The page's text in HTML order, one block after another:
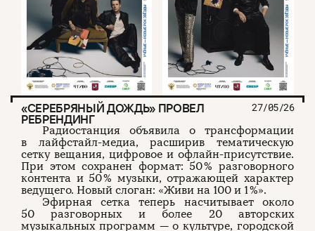
«СЕРЕБРЯНЫЙ ДОЖДЬ» ПРОВЕЛ
РЕБРЕНДИНГ
27/05/26
Радиостанция объявила о трансформации
в лайфстайл-медиа, расширив тематическую
сетку вещания, цифровое и офлайн-присутствие.
При этом сохранен формат: 50 % разговорного
контента и 50 % музыки, отражающей характер
ведущего. Новый слоган: «Живи на 100 и 1 %».
Эфирная сетка теперь насчитывает около
50 разговорных и более 20 авторских
музыкальных программ — о культуре, городской